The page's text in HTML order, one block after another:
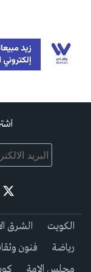
الكويت الشرق
رياضة
فنون
مجلس الامة